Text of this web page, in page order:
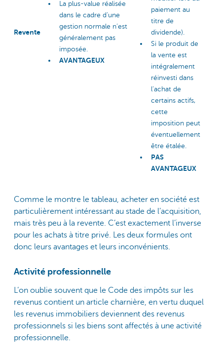
Revente
La plus-value réalisée
dans le cadre d’une
gestion normale n’est
généralement pas
imposée.
AVANTAGEUX
paiement au
titre de
dividende).
Si le produit de
la vente est
intégralement
réinvesti dans
l’achat de
certains actifs,
cette
imposition peut
éventuellement
être étalée.
PAS
AVANTAGEUX
Comme le montre le tableau, acheter en société est
particulièrement intéressant au stade de l’acquisition,
mais très peu à la revente. C’est exactement l’inverse
pour les achats à titre privé. Les deux formules ont
donc leurs avantages et leurs inconvénients.
Activité professionnelle
L’on oublie souvent que le Code des impôts sur les
revenus contient un article charnière, en vertu duquel
les revenus immobiliers deviennent des revenus
professionnels si les biens sont affectés à une activité
professionnelle.